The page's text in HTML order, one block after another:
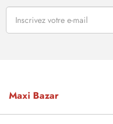
Maxi Bazar